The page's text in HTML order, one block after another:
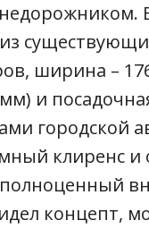
ширина –
и
городской
клиренс и
концепт,